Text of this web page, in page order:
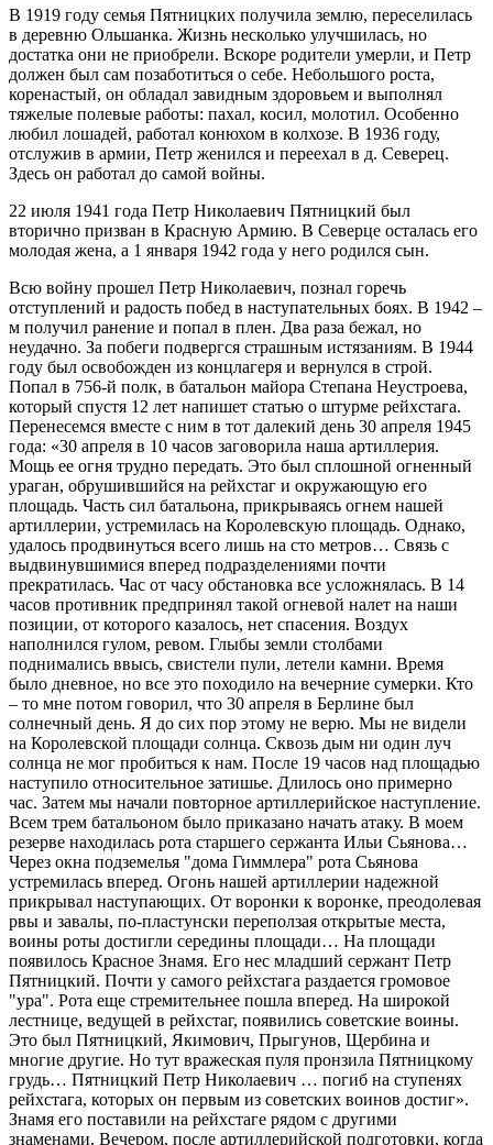
В 1919 году семья Пятницких получила землю, переселилась
в деревню Ольшанка. Жизнь несколько улучшилась, но
достатка они не приобрели. Вскоре родители умерли, и Петр
должен был сам позаботиться о себе. Небольшого роста,
коренастый, он обладал завидным здоровьем и выполнял
тяжелые полевые работы: пахал, косил, молотил. Особенно
любил лошадей, работал конюхом в колхозе. В 1936 году,
отслужив в армии, Петр женился и переехал в д. Северец.
Здесь он работал до самой войны.
22 июля 1941 года Петр Николаевич Пятницкий был
вторично призван в Красную Армию. В Северце осталась его
молодая жена, а 1 января 1942 года у него родился сын.
Всю войну прошел Петр Николаевич, познал горечь
отступлений и радость побед в наступательных боях. В 1942 –
м получил ранение и попал в плен. Два раза бежал, но
неудачно. За побеги подвергся страшным истязаниям. В 1944
году был освобожден из концлагеря и вернулся в строй.
Попал в 756-й полк, в батальон майора Степана Неустроева,
который спустя 12 лет напишет статью о штурме рейхстага.
Перенесемся вместе с ним в тот далекий день 30 апреля 1945
года: «30 апреля в 10 часов заговорила наша артиллерия.
Мощь ее огня трудно передать. Это был сплошной огненный
ураган, обрушившийся на рейхстаг и окружающую его
площадь. Часть сил батальона, прикрываясь огнем нашей
артиллерии, устремилась на Королевскую площадь. Однако,
удалось продвинуться всего лишь на сто метров… Связь с
выдвинувшимися вперед подразделениями почти
прекратилась. Час от часу обстановка все усложнялась. В 14
часов противник предпринял такой огневой налет на наши
позиции, от которого казалось, нет спасения. Воздух
наполнился гулом, ревом. Глыбы земли столбами
поднимались ввысь, свистели пули, летели камни. Время
было дневное, но все это походило на вечерние сумерки. Кто
– то мне потом говорил, что 30 апреля в Берлине был
солнечный день. Я до сих пор этому не верю. Мы не видели
на Королевской площади солнца. Сквозь дым ни один луч
солнца не мог пробиться к нам. После 19 часов над площадью
наступило относительное затишье. Длилось оно примерно
час. Затем мы начали повторное артиллерийское наступление.
Всем трем батальоном было приказано начать атаку. В моем
резерве находилась рота старшего сержанта Ильи Сьянова…
Через окна подземелья "дома Гиммлера" рота Сьянова
устремилась вперед. Огонь нашей артиллерии надежной
прикрывал наступающих. От воронки к воронке, преодолевая
рвы и завалы, по-пластунски переползая открытые места,
воины роты достигли середины площади… На площади
появилось Красное Знамя. Его нес младший сержант Петр
Пятницкий. Почти у самого рейхстага раздается громовое
"ура". Рота еще стремительнее пошла вперед. На широкой
лестнице, ведущей в рейхстаг, появились советские воины.
Это был Пятницкий, Якимович, Прыгунов, Щербина и
многие другие. Но тут вражеская пуля пронзила Пятницкому
грудь… Пятницкий Петр Николаевич … погиб на ступенях
рейхстага, которых он первым из советских воинов достиг».
Знамя его поставили на рейхстаге рядом с другими
знаменами. Вечером, после артиллерийской подготовки, когда